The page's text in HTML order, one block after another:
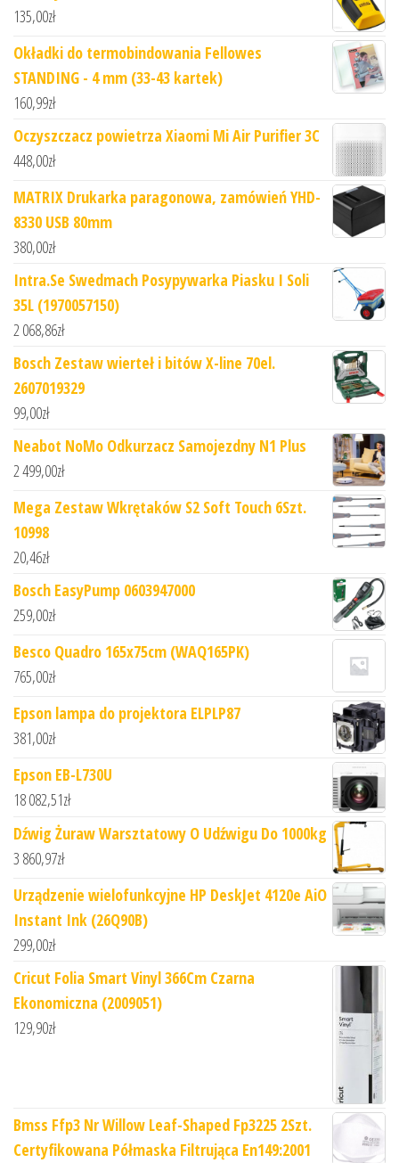
135,00zł
Okładki do termobindowania Fellowes
STANDING - 4 mm (33-43 kartek)
160,99zł
Oczyszczacz powietrza Xiaomi Mi Air Purifier 3C
448,00zł
MATRIX Drukarka paragonowa, zamówień YHD-
8330 USB 80mm
380,00zł
Intra.Se Swedmach Posypywarka Piasku I Soli
35L (1970057150)
2 068,86zł
Bosch Zestaw wierteł i bitów X-line 70el.
2607019329
99,00zł
Neabot NoMo Odkurzacz Samojezdny N1 Plus
2 499,00zł
Mega Zestaw Wkrętaków S2 Soft Touch 6Szt.
10998
20,46zł
Bosch EasyPump 0603947000
259,00zł
Besco Quadro 165x75cm (WAQ165PK)
765,00zł
Epson lampa do projektora ELPLP87
381,00zł
Epson EB-L730U
18 082,51zł
Dźwig Żuraw Warsztatowy O Udźwigu Do 1000kg
3 860,97zł
Urządzenie wielofunkcyjne HP DeskJet 4120e AiO
Instant Ink (26Q90B)
299,00zł
Cricut Folia Smart Vinyl 366Cm Czarna
Ekonomiczna (2009051)
129,90zł
Bmss Ffp3 Nr Willow Leaf-Shaped Fp3225 2Szt.
Certyfikowana Półmaska Filtrująca En149:2001